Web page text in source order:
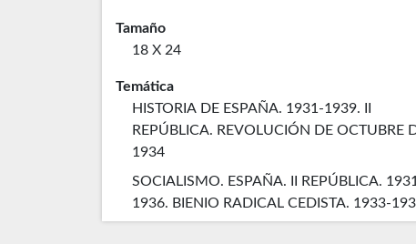
Tamaño
18 X 24
Temática
HISTORIA DE ESPAÑA. 1931-1939. II
REPÚBLICA. REVOLUCIÓN DE OCTUBRE
1934
SOCIALISMO. ESPAÑA. II REPÚBLICA.
1936. BIENIO RADICAL CEDISTA. 1933-